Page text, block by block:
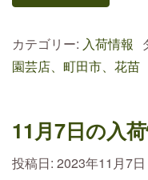
カテゴリー: 入荷情報
園芸店、町田市、花苗
11月7日の入
投稿日: 2023年11月7日